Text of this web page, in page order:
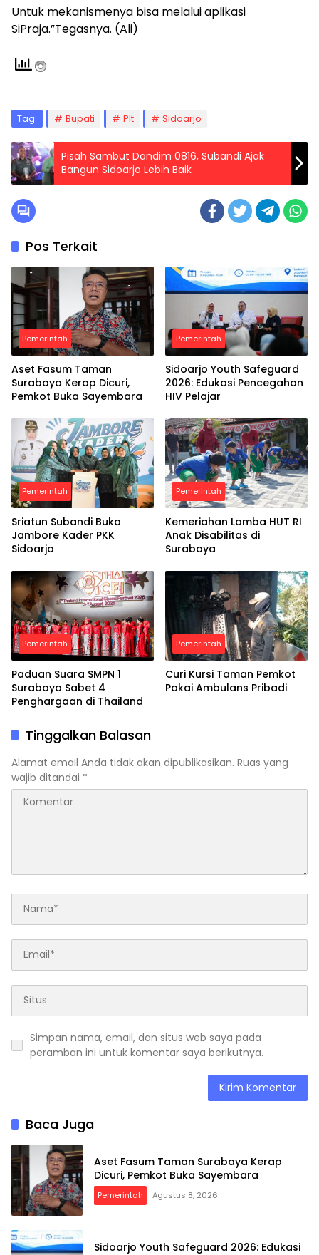
Untuk mekanismenya bisa melalui aplikasi
SiPraja.”Tegasnya. (Ali)
Tag: Bupati Plt Sidoarjo
Pisah Sambut Dandim 0816, Subandi Ajak
Bangun Sidoarjo Lebih Baik
Pos Terkait
Pemerintah
Aset Fasum Taman
Surabaya Kerap Dicuri,
Pemkot Buka Sayembara
Pemerintah
Sidoarjo Youth Safeguard
2026: Edukasi Pencegahan
HIV Pelajar
Pemerintah
Sriatun Subandi Buka
Jambore Kader PKK
Sidoarjo
Pemerintah
Kemeriahan Lomba HUT RI
Anak Disabilitas di
Surabaya
Pemerintah
Paduan Suara SMPN 1
Surabaya Sabet 4
Penghargaan di Thailand
Pemerintah
Curi Kursi Taman Pemkot
Pakai Ambulans Pribadi
Tinggalkan Balasan
Alamat email Anda tidak akan dipublikasikan. Ruas yang
wajib ditandai *
Simpan nama, email, dan situs web saya pada
peramban ini untuk komentar saya berikutnya.
Baca Juga
Aset Fasum Taman Surabaya Kerap
Dicuri, Pemkot Buka Sayembara
Pemerintah Agustus 8, 2026
Sidoarjo Youth Safeguard 2026: Edukasi